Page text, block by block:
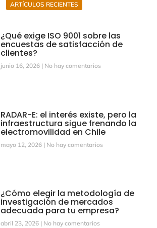
ARTÍCULOS RECIENTES
¿Qué exige ISO 9001 sobre las
encuestas de satisfacción de
clientes?
junio 16, 2026 No hay comentarios
RADAR-E: el interés existe, pero la
infraestructura sigue frenando la
electromovilidad en Chile
mayo 12, 2026 No hay comentarios
¿Cómo elegir la metodología de
investigación de mercados
adecuada para tu empresa?
abril 23, 2026 No hay comentarios